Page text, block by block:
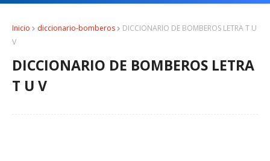
Inicio diccionario-bomberos
DICCIONARIO DE BOMBEROS LETRA T U
V
DICCIONARIO DE BOMBEROS LETRA
T U V